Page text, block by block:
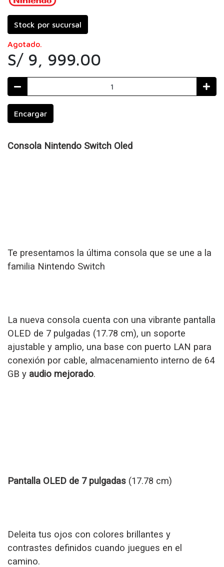
Stock por sucursal
Agotado.
S/ 9, 999.00
Encargar
Consola Nintendo Switch Oled
Te presentamos la última consola que se une a la
familia Nintendo Switch
La nueva consola cuenta con una vibrante pantalla
OLED de 7 pulgadas (17.78 cm), un soporte
ajustable y amplio, una base con puerto LAN para
conexión por cable, almacenamiento interno de 64
GB y audio mejorado.
Pantalla OLED de 7 pulgadas (17.78 cm)
Deleita tus ojos con colores brillantes y
contrastes definidos cuando juegues en el
camino.